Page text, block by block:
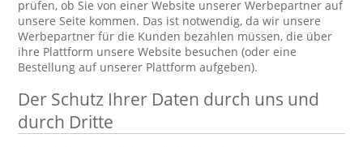
prüfen, ob Sie von einer Website unserer Werbepartner auf
unsere Seite kommen. Das ist notwendig, da wir unsere
Werbepartner für die Kunden bezahlen müssen, die über
ihre Plattform unsere Website besuchen (oder eine
Bestellung auf unserer Plattform aufgeben).
Der Schutz Ihrer Daten durch uns und
durch Dritte